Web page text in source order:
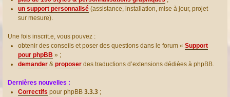
un support personnalisé (assistance, installation, mise à jour, projet
sur mesure).
Une fois inscrit.e, vous pouvez :
obtenir des conseils et poser des questions dans le forum « Support
pour phpBB » ;
demander & proposer des traductions d’extensions dédiées à phpBB.
Dernières nouvelles :
Correctifs pour phpBB 3.3.3 ;